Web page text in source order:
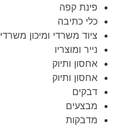
פינת קפה
כלי כתיבה
ציוד משרדי ומיכון משרדי
נייר ומוצריו
אחסון ותיוק
אחסון ותיוק
דבקים
מבצעים
מדבקות